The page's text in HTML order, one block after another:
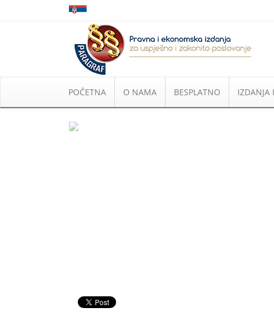
POČETNA O NAMA BESPLATNO IZDANJA